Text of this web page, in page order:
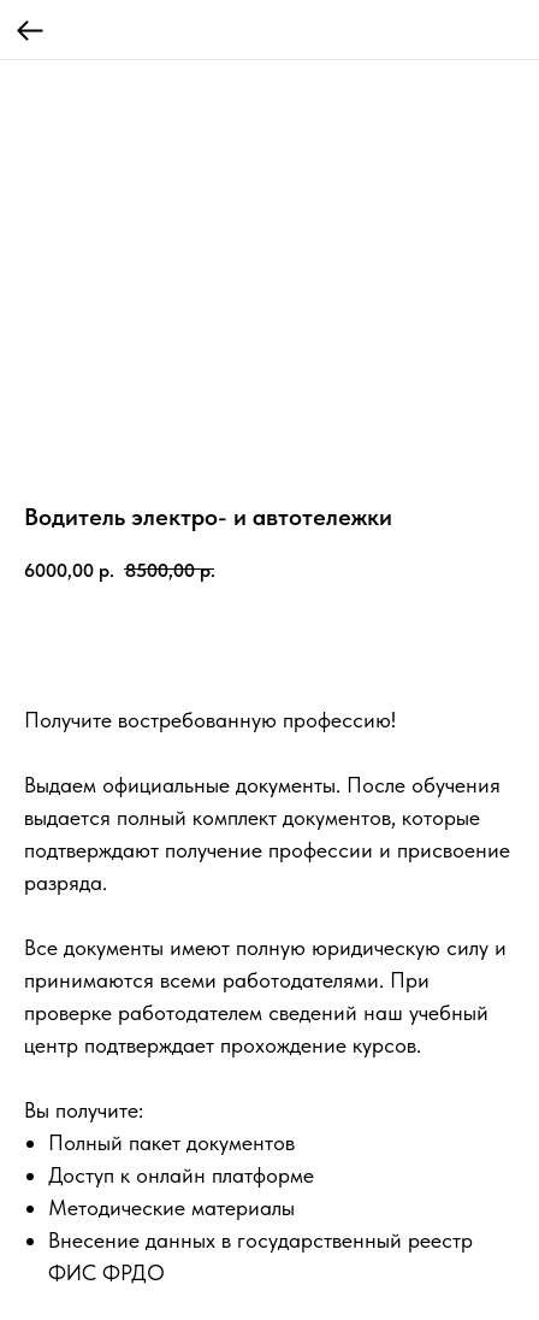
Водитель электро- и автотележки
6000,00 р. 8500,00 р.
Получите востребованную профессию!
Выдаем официальные документы. После обучения
выдается полный комплект документов, которые
подтверждают получение профессии и присвоение
разряда.
Все документы имеют полную юридическую силу и
принимаются всеми работодателями. При
проверке работодателем сведений наш учебный
центр подтверждает прохождение курсов.
Вы получите:
Полный пакет документов
Доступ к онлайн платформе
Методические материалы
Внесение данных в государственный реестр
ФИС ФРДО